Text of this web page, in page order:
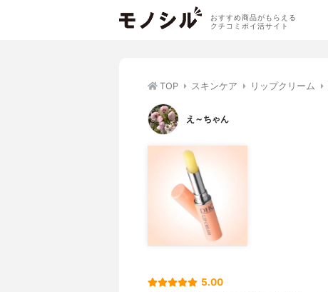
おすすめ商品がもらえる
クチコミポイ活サイト
TOP スキンケア リップクリーム
え～ちゃん
5.00